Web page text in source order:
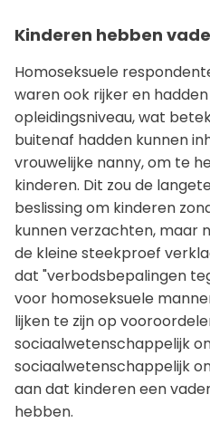
Kinderen hebben
Homoseksuele
waren ook rijker en
opleidingsniveau, wat
buitenaf hadden kunnen
vrouwelijke nanny, om te
kinderen. Dit zou de
beslissing om kinderen
kunnen verzachten, maar
de kleine steekproef
dat "verbodsbepalingen
voor homoseksuele
lijken te zijn op
sociaalwetenschappelijk
sociaalwetenschappelijk
aan dat kinderen een
hebben.